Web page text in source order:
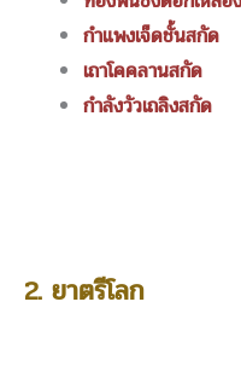
กำแพงเจ็ดชั้นสกัด
เถาโคคลานสกัด
กำลังวัวเถลิงสกัด
2. ยาตรีโลก